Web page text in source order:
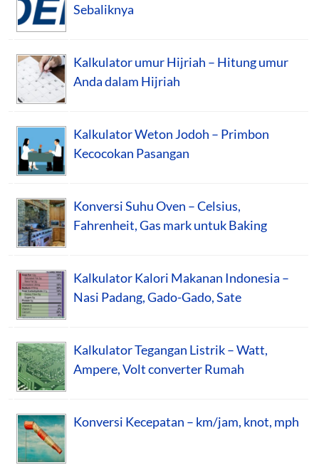
Sebaliknya
Kalkulator umur Hijriah – Hitung umur
Anda dalam Hijriah
Kalkulator Weton Jodoh – Primbon
Kecocokan Pasangan
Konversi Suhu Oven – Celsius,
Fahrenheit, Gas mark untuk Baking
Kalkulator Kalori Makanan Indonesia –
Nasi Padang, Gado-Gado, Sate
Kalkulator Tegangan Listrik – Watt,
Ampere, Volt converter Rumah
Konversi Kecepatan – km/jam, knot, mph